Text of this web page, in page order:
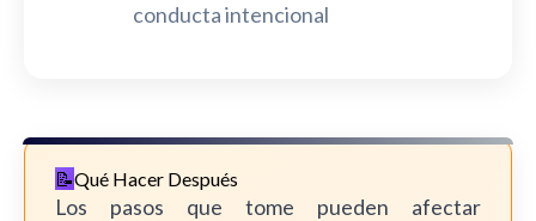
conducta intencional
Qué Hacer Después
Los pasos que tome pueden afectar